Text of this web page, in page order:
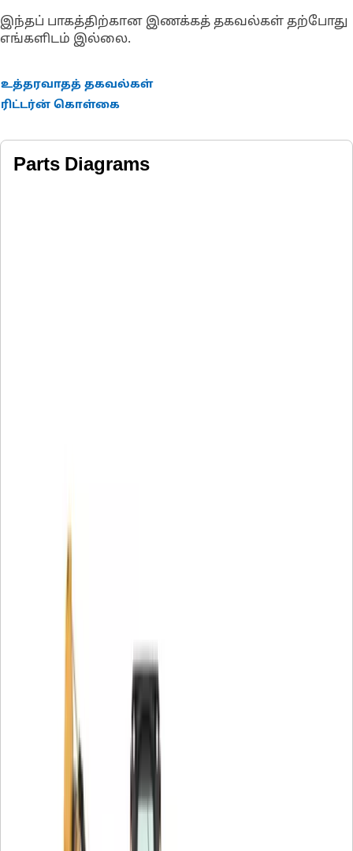
இந்தப் பாகத்திற்கான இணக்கத் தகவல்கள் தற்போது
எங்களிடம் இல்லை.
உத்தரவாதத் தகவல்கள்
ரிட்டர்ன் கொள்கை
Parts Diagrams